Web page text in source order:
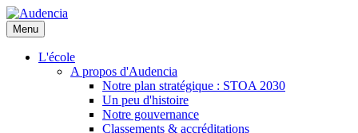
Aller
au
contenu
principal
Menu
L'école
A propos d'Audencia
Notre plan stratégique : STOA 2030
Un peu d'histoire
Notre gouvernance
Classements & accréditations